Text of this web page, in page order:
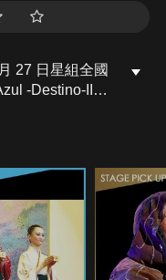
27 日星組全國
-Destino-II」